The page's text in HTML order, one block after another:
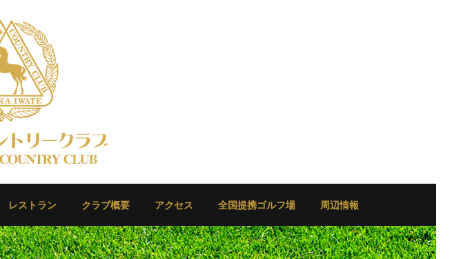
レストラン クラブ概要 アクセス 全国提携ゴルフ場 周辺情報